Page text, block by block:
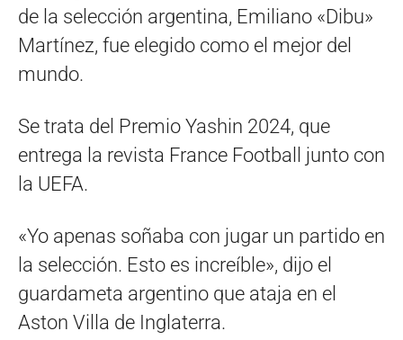
de la selección argentina, Emiliano «Dibu»
Martínez, fue elegido como el mejor del
mundo.
Se trata del Premio Yashin 2024, que
entrega la revista France Football junto con
la UEFA.
«Yo apenas soñaba con jugar un partido en
la selección. Esto es increíble», dijo el
guardameta argentino que ataja en el
Aston Villa de Inglaterra.